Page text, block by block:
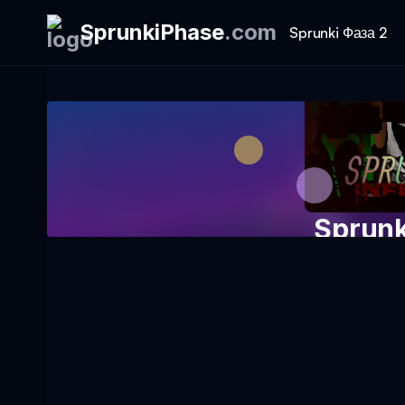
SprunkiPhase.com Sprunki Фаза 2